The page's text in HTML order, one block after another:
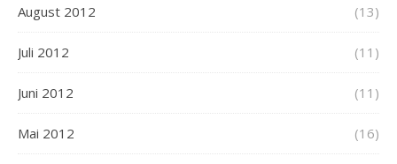
August 2012 (13)
Juli 2012 (11)
Juni 2012 (11)
Mai 2012 (16)